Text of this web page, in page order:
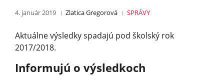
4. január 2019 Zlatica Gregorová SPRÁVY
Aktuálne výsledky spadajú pod školský rok
2017/2018.
Informujú o výsledkoch